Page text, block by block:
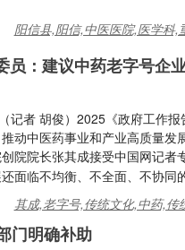
阳信县,阳信,中医医院,医学科,
员：建议中药老字号企
记者 胡俊）2025《政府工作
动中医药事业和产业高质量发
院院长张其成接受中国网记者
面临不均衡、不全面、不协同
其成,老字号,传统文化,中药,传
门明确补助